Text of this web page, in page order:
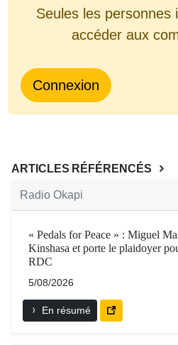
Seules les personnes
accéder aux
Connexion
ARTICLES RÉFÉRENCÉS
Radio Okapi
« Pedals for Peace » : Miguel
Kinshasa et porte le plaidoyer
RDC
5/08/2026
En résumé